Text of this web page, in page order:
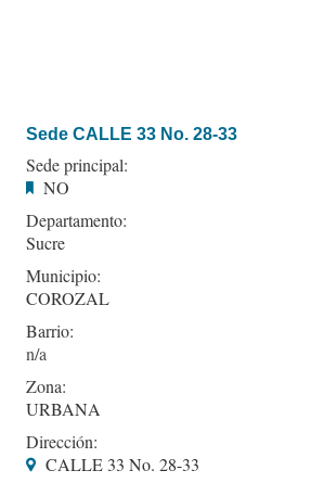
Sede CALLE 33 No. 28-33
Sede principal:
NO
Departamento:
Sucre
Municipio:
COROZAL
Barrio:
Zona:
URBANA
Dirección:
CALLE 33 No. 28-33